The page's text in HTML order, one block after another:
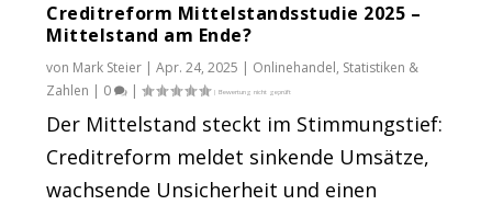
Creditreform Mittelstandsstudie 2025 –
Mittelstand am Ende?
von Mark Steier |Apr. 24, 2025 | Onlinehandel, Statistiken &
Zahlen | 0 |
Der Mittelstand steckt im Stimmungstief:
Creditreform meldet sinkende Umsätze,
wachsende Unsicherheit und einen